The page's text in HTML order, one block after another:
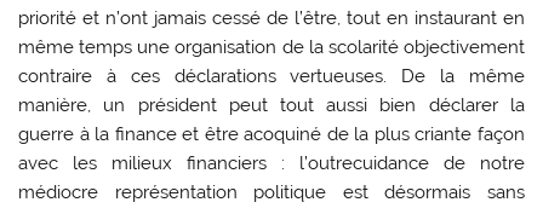
priorité et n’ont jamais cessé de l’être, tout en instaurant en
même temps une organisation de la scolarité objectivement
contraire à ces déclarations vertueuses. De la même
manière, un président peut tout aussi bien déclarer la
guerre à la finance et être acoquiné de la plus criante façon
avec les milieux financiers : l’outrecuidance de notre
médiocre représentation politique est désormais sans